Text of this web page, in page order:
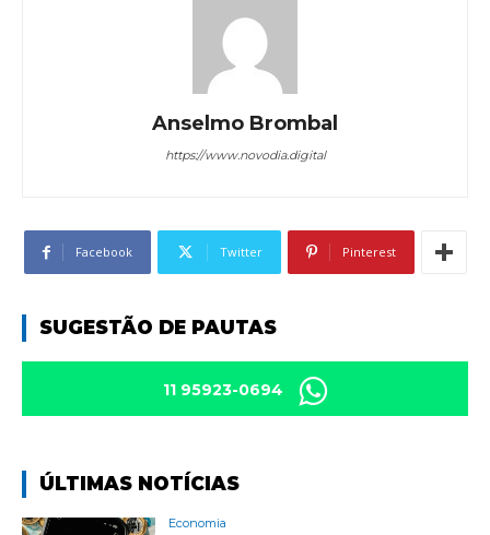
Anselmo Brombal
https://www.novodia.digital
Facebook Twitter Pinterest
SUGESTÃO DE PAUTAS
11 95923-0694
ÚLTIMAS NOTÍCIAS
Economia